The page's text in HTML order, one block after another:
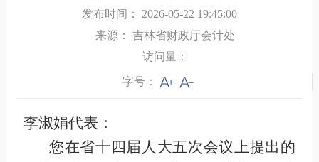
发布时间： 2026-05-22 19:45:00
来源：
吉林省财政厅会计处
访问量：
字号：
李淑娟代表：
您在省十四届人大五次会议上提出的